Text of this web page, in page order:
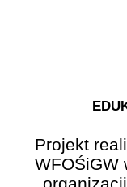
Projekt
WFOŚiGW